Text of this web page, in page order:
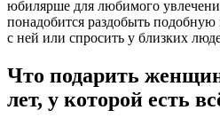
юбилярше для любимого
понадобится раздобыть
с ней или спросить у близких
Что подарить
лет, у которой есть